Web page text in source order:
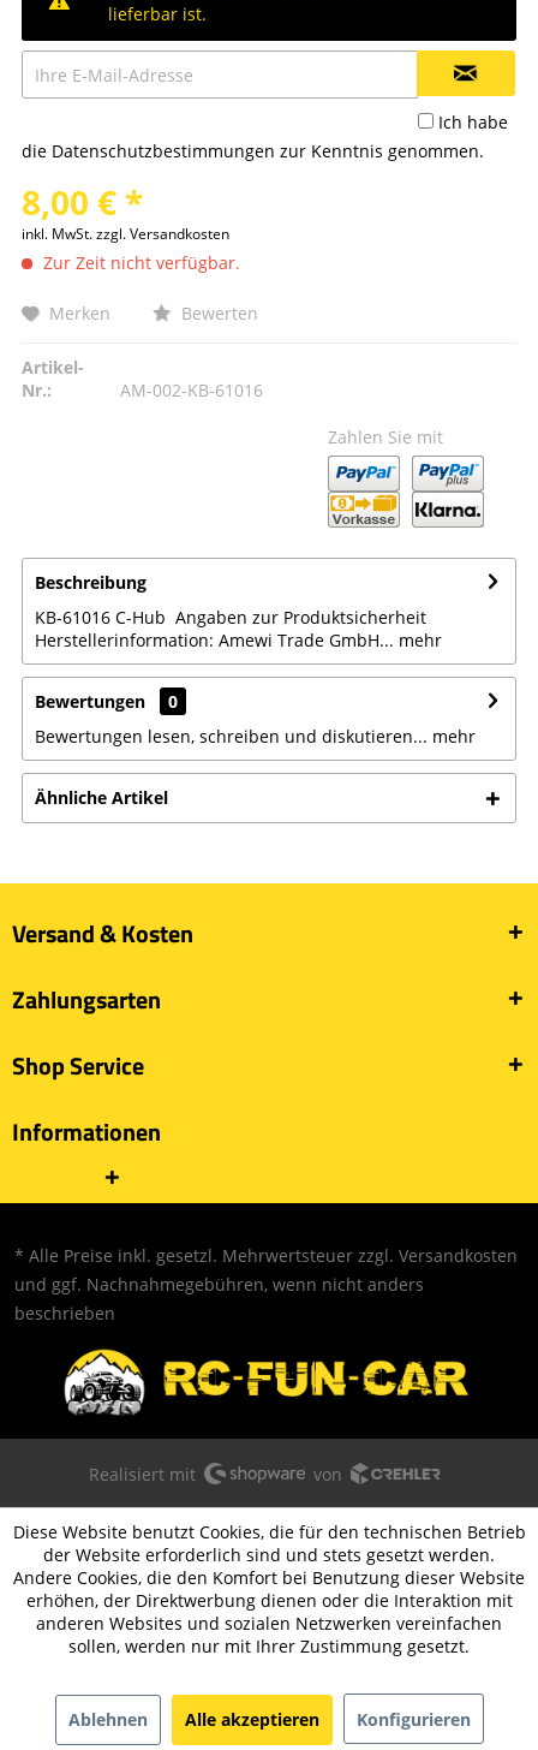
lieferbar ist.
Ich habe
die Datenschutzbestimmungen zur Kenntnis genommen.
8,00 € *
inkl. MwSt.zzgl. Versandkosten
Zur Zeit nicht verfügbar.
Merken Bewerten
Artikel-
Nr.:
AM-002-KB-61016
Zahlen Sie mit
Beschreibung
KB-61016 C-Hub Angaben zur Produktsicherheit
Herstellerinformation: Amewi Trade GmbH... mehr
Bewertungen
0
Bewertungen lesen, schreiben und diskutieren... mehr
Ähnliche Artikel
Versand & Kosten
Zahlungsarten
Shop Service
Informationen
* Alle Preise inkl. gesetzl. Mehrwertsteuer zzgl. Versandkosten
und ggf. Nachnahmegebühren, wenn nicht anders
beschrieben
Realisiert mit von
Diese Website benutzt Cookies, die für den technischen Betrieb
der Website erforderlich sind und stets gesetzt werden.
Andere Cookies, die den Komfort bei Benutzung dieser Website
erhöhen, der Direktwerbung dienen oder die Interaktion mit
anderen Websites und sozialen Netzwerken vereinfachen
sollen, werden nur mit Ihrer Zustimmung gesetzt.
Ablehnen Alle akzeptieren Konfigurieren